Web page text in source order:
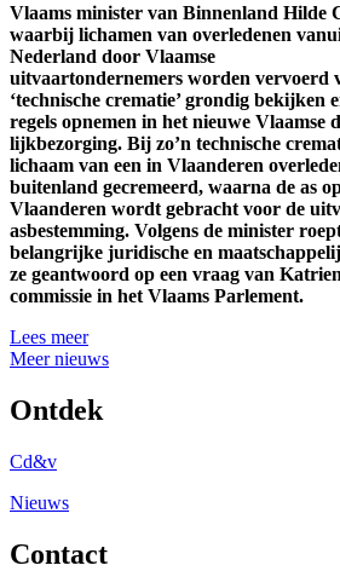
Vlaams minister van Binnenland Hilde
waarbij lichamen van overledenen
Nederland door Vlaamse
uitvaartondernemers worden vervoerd
‘technische crematie’ grondig bekijken
regels opnemen in het nieuwe Vlaamse
lijkbezorging. Bij zo’n technische
lichaam van een in Vlaanderen
buitenland gecremeerd, waarna de as
Vlaanderen wordt gebracht voor de
asbestemming. Volgens de minister
belangrijke juridische en
ze geantwoord op een vraag van
commissie in het Vlaams Parlement.
Lees meer
Meer nieuws
Ontdek
Cd&v
Nieuws
Contact